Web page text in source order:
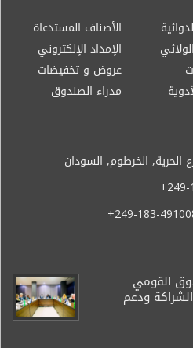
الأصناف المستدعاة
الإمداد الإلكتروني
عروض و تخفيضات
مدراء الصندوق
+249-183-
القومي
ودعم